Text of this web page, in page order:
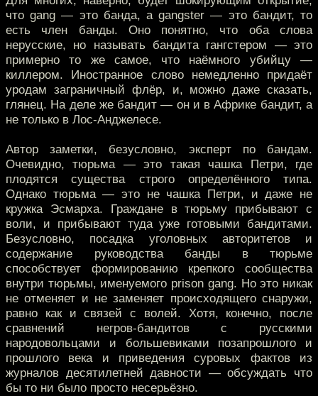
что gang — это банда, а gangster — это бандит, то
есть член банды. Оно понятно, что оба слова
нерусские, но называть бандита гангстером — это
примерно то же самое, что наёмного убийцу —
киллером. Иностранное слово немедленно придаёт
уродам заграничный флёр, и, можно даже сказать,
глянец. На деле же бандит — он и в Африке бандит, а
не только в Лос-Анджелесе.
Автор заметки, безусловно, эксперт по бандам.
Очевидно, тюрьма — это такая чашка Петри, где
плодятся существа строго определённого типа.
Однако тюрьма — это не чашка Петри, и даже не
кружка Эсмарха. Граждане в тюрьму прибывают с
воли, и прибывают туда уже готовыми бандитами.
Безусловно, посадка уголовных авторитетов и
содержание руководства банды в тюрьме
способствует формированию крепкого сообщества
внутри тюрьмы, именуемого prison gang. Но это никак
не отменяет и не заменяет происходящего снаружи,
равно как и связей с волей. Хотя, конечно, после
сравнений негров-бандитов с русскими
народовольцами и большевиками позапрошлого и
прошлого века и приведения суровых фактов из
журналов десятилетней давности — обсуждать что
бы то ни было просто несерьёзно.